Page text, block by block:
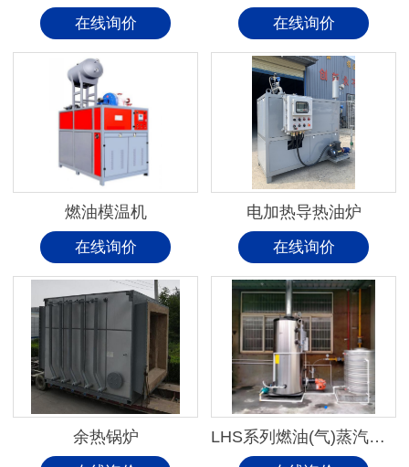
在线询价 在线询价
燃油模温机
在线询价
电加热导热油炉
在线询价
余热锅炉 LHS系列燃油(气)蒸汽锅炉